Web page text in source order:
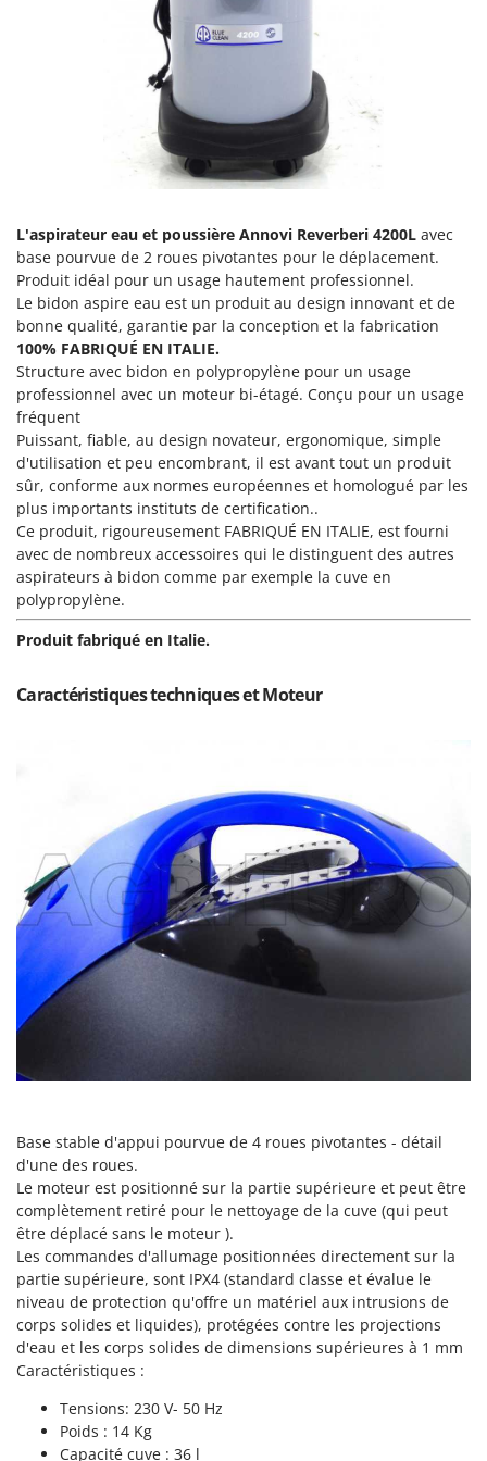
Fendeuses à bois
Filets pour la Récolte des olives
Filtres pour vin et huile
Floconneuses
Fouloirs - Égrappoirs
Fours d'extérieur - intérieur pour pizza et cuisine
Fours électriques
Fraises à neige
Fraises rotatives pour tracteur
Friteuses sans huile
G
Générateurs d'air chaud
Godets à terre basculants pour tracteur
Groupes électrogènes
Gyrobroyeurs à lame pour tracteur
H
Haches - Cognées et Hachettes
Hachoirs à viande
Herses Rotatives
Lames niveleuses pour tracteur
Lave-vitres
Lieuses électriques pour vignes
M
Machines à pâtes
Machines pour la transformation des fruits
Machines sous vide
Motoculteurs
Motopompes pour irrigation
Moulins à céréales électriques
Moulins à farine
N
Nettoyeurs et Balais à vapeur
Nettoyeurs haute pression
Nettoyeurs tapis, moquettes et tapisseries
Peignes vibreurs et Secoueurs à olives
Pelles rétros pour tracteur
Deca
DeWalt
Di Martino
Diavola Pro
Diesse
Docma
Dominion
Dreame
E
EcoFlow
Edilmark
Effeuno
Einhell
Energy Gruppi
Eurosystems
F
FAC
Fama Industrie
Famag
Famur
Ferrua
FIAC
FIEM
Fimar
FINI
Fiorentini
Fiskars
Flymo
Fontana Forni
Forest Master
L'aspirateur eau et poussière Annovi Reverberi 4200L avec
base pourvue de 2 roues pivotantes pour le déplacement.
Produit idéal pour un usage hautement professionnel.
Le bidon aspire eau est un produit au design innovant et de
bonne qualité, garantie par la conception et la fabrication
100% FABRIQUÉ EN ITALIE.
Structure avec bidon en polypropylène pour un usage
professionnel avec un moteur bi-étagé. Conçu pour un usage
fréquent
Puissant, fiable, au design novateur, ergonomique, simple
d'utilisation et peu encombrant, il est avant tout un produit
sûr, conforme aux normes européennes et homologué par les
plus importants instituts de certification..
Ce produit, rigoureusement FABRIQUÉ EN ITALIE, est fourni
avec de nombreux accessoires qui le distinguent des autres
aspirateurs à bidon comme par exemple la cuve en
polypropylène.
Produit fabriqué en Italie.
Caractéristiques techniques et Moteur
Base stable d'appui pourvue de 4 roues pivotantes - détail
d'une des roues.
Le moteur est positionné sur la partie supérieure et peut être
complètement retiré pour le nettoyage de la cuve (qui peut
être déplacé sans le moteur ).
Les commandes d'allumage positionnées directement sur la
partie supérieure, sont IPX4 (standard classe et évalue le
niveau de protection qu'offre un matériel aux intrusions de
corps solides et liquides), protégées contre les projections
d'eau et les corps solides de dimensions supérieures à 1 mm
Caractéristiques :
Tensions: 230 V- 50 Hz
Poids : 14 Kg
Capacité cuve : 36 l